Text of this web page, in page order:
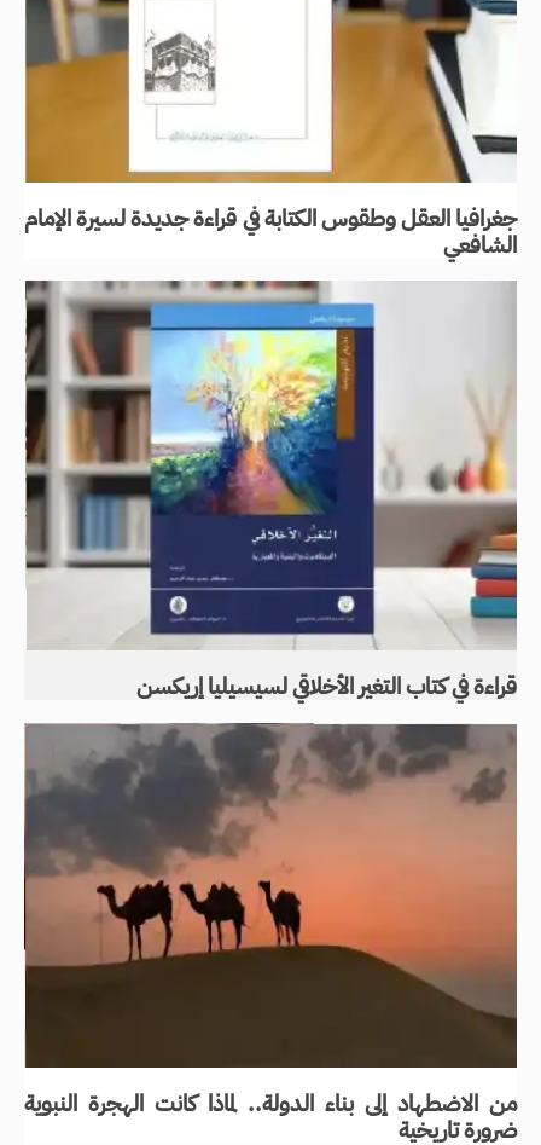
جغرافيا العقل وطقوس الكتابة في قراءة جديدة لسيرة الإمام
الشافعي
قراءة في كتاب التغير الأخلاقي لسيسيليا إريكسن
من الاضطهاد إلى بناء الدولة.. لماذا كانت الهجرة النبوية
ضرورة تاريخية